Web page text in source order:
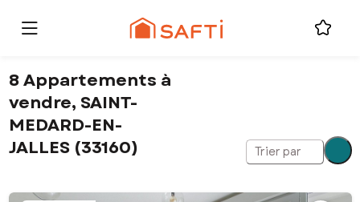
8 Appartements à
vendre, SAINT-
MEDARD-EN-
JALLES (33160)
Trier par